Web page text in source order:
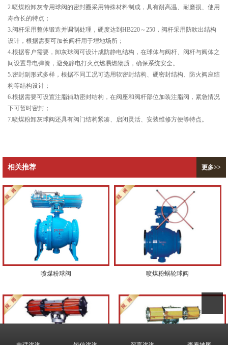
2.喷煤粉卸灰专用球阀的密封圈采用特殊材料制成，具有耐高温、耐磨损、使用
寿命长的特点；
3.阀杆采用整体锻造并调制处理，硬度达到HB220～250，阀杆采用防吹出结构
设计，根据需要可加长阀杆用于埋地场所；
4.根据客户需要，卸灰球阀可设计成防静电结构，在球体与阀杆、阀杆与阀体之
间设置导电弹簧，避免静电打火点燃易燃物质，确保系统安全。
5.密封副形式多样，根据不同工况可选用软密封结构、硬密封结构、防火阀座结
构等结构设计；
6.根据需要可设置注脂辅助密封结构，在阀座和阀杆部位加装注脂阀，紧急情况
下可暂时密封；
7.喷煤粉卸灰球阀还具有阀门结构紧凑、启闭灵活、安装维修方便等特点。
相关推荐 更多>>
喷煤粉球阀 喷煤粉蜗轮球阀